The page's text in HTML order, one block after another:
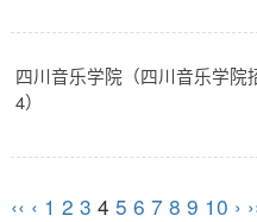
四川音乐学院（四川音乐学院
4）
‹‹ ‹ 1 2 3 4 5 6 7 8 9 10 ›